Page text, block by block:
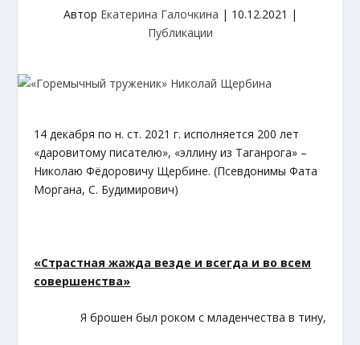
Автор Екатерина Галочкина | 10.12.2021 |
Публикации
14 декабря по н. ст. 2021 г. исполняется 200 лет
«даровитому писателю», «эллину из Таганрога» –
Николаю Фёдоровичу Щербине. (Псевдонимы Фата
Моргана, С. Будимирович)
«Страстная жажда везде и всегда и во всем
совершенства»
Я брошен был роком с младенчества в тину,